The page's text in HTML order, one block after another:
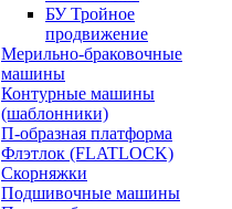
БУ Тройное
продвижение
Мерильно-браковочные
машины
Контурные машины
(шаблонники)
П-образная платформа
Флэтлок (FLATLOCK)
Скорняжки
Подшивочные машины